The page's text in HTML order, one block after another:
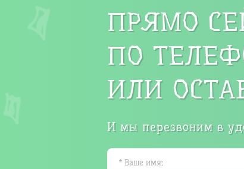
ПРЯМО
ПО
ИЛИ
И мы перезвоним в